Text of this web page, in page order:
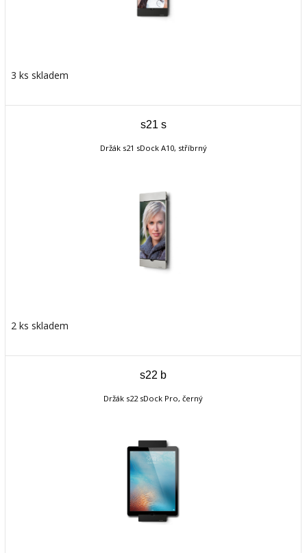
3 ks skladem
s21 s
Držák s21 sDock A10, stříbrný
2 ks skladem
s22 b
Držák s22 sDock Pro, černý